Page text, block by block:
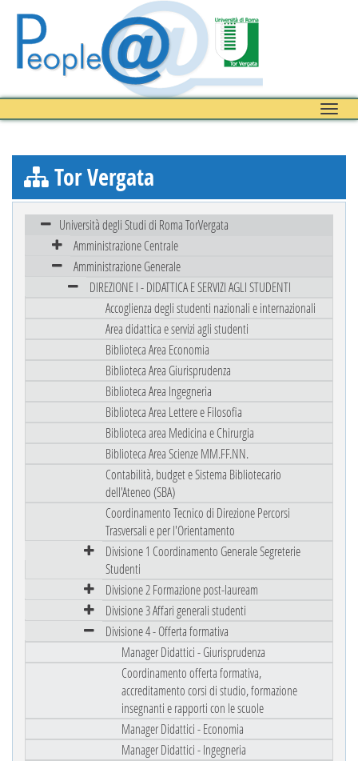
Toggle
Tor Vergata
Università degli Studi di Roma TorVergata
Amministrazione Centrale
Amministrazione Generale
DIREZIONE I - DIDATTICA E SERVIZI AGLI STUDENTI
Accoglienza degli studenti nazionali e internazionali
Area didattica e servizi agli studenti
Biblioteca Area Economia
Biblioteca Area Giurisprudenza
Biblioteca Area Ingegneria
Biblioteca Area Lettere e Filosofia
Biblioteca area Medicina e Chirurgia
Biblioteca Area Scienze MM.FF.NN.
Contabilità, budget e Sistema Bibliotecario
dell'Ateneo (SBA)
Coordinamento Tecnico di Direzione Percorsi
Trasversali e per l'Orientamento
Divisione 1 Coordinamento Generale Segreterie
Studenti
Divisione 2 Formazione post-lauream
Divisione 3 Affari generali studenti
Divisione 4 - Offerta formativa
Manager Didattici - Giurisprudenza
Coordinamento offerta formativa,
accreditamento corsi di studio, formazione
insegnanti e rapporti con le scuole
Manager Didattici - Economia
Manager Didattici - Ingegneria